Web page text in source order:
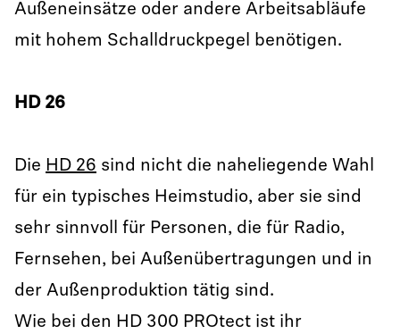
Außeneinsätze oder andere Arbeitsabläufe
mit hohem Schalldruckpegel benötigen.
HD 26
Die HD 26 sind nicht die naheliegende Wahl
für ein typisches Heimstudio, aber sie sind
sehr sinnvoll für Personen, die für Radio,
Fernsehen, bei Außenübertragungen und in
der Außenproduktion tätig sind.
Wie bei den HD 300 PROtect ist ihr